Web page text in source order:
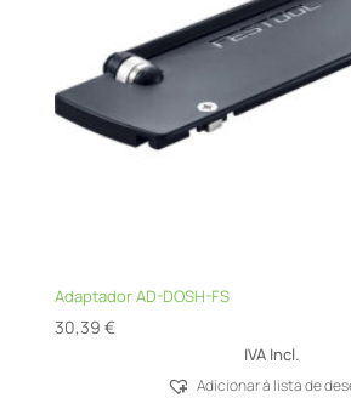
Adaptador AD-DOSH-FS
30,39 €
IVA Incl.
Adicionar á lista de